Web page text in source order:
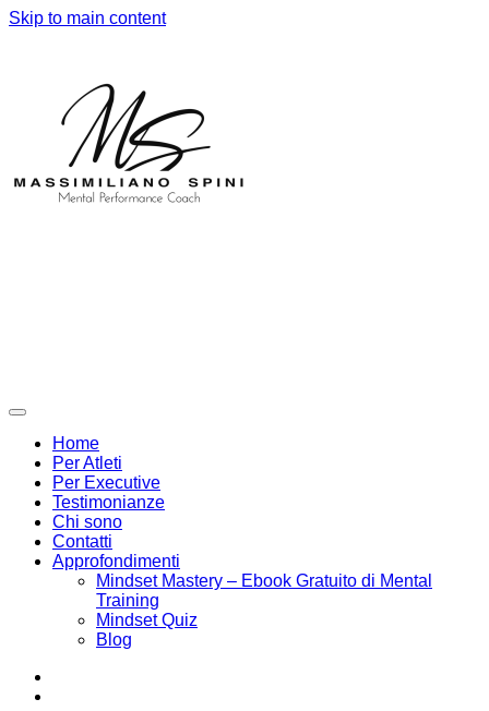
Skip to main content
Home
Per Atleti
Per Executive
Testimonianze
Chi sono
Contatti
Approfondimenti
Mindset Mastery – Ebook Gratuito di Mental
Training
Mindset Quiz
Blog